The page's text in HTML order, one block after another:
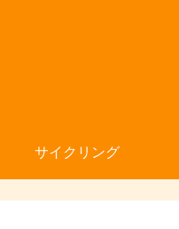
サイクリング